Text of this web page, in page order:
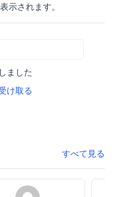
示されます。
ました
け取る
すべて見る